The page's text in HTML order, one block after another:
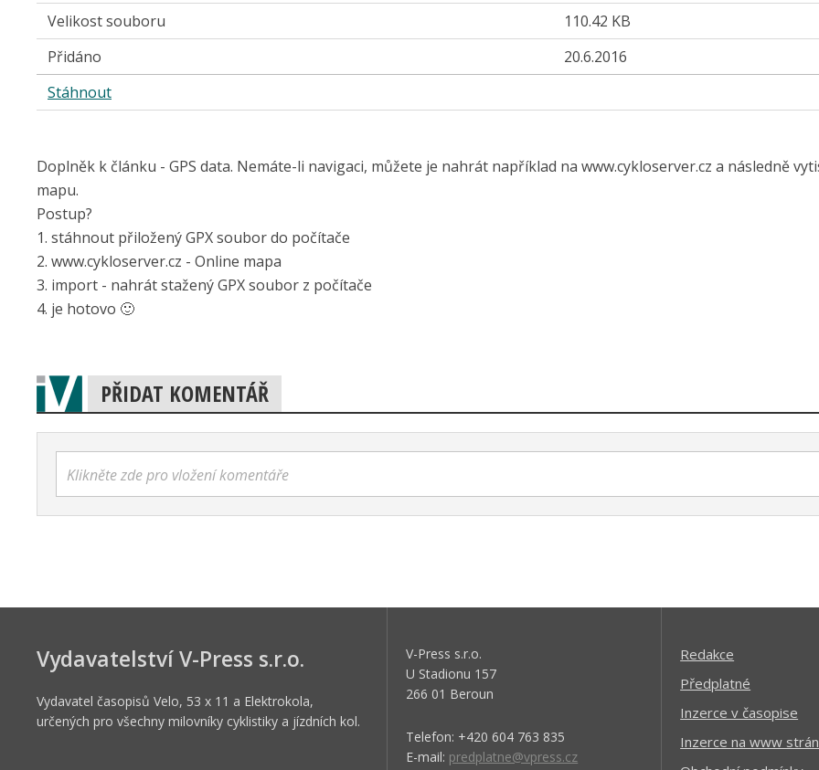
Velikost souboru
110.42 KB
Přidáno
20.6.2016
Stáhnout
Doplněk k článku - GPS data. Nemáte-li navigaci, můžete je nahrát například na www.cykloserver.cz a následně
mapu.
Postup?
1. stáhnout přiložený GPX soubor do počítače
2. www.cykloserver.cz - Online mapa
3. import - nahrát stažený GPX soubor z počítače
4. je hotovo 🙂
PŘIDAT KOMENTÁŘ
Klikněte zde pro vložení komentáře
Vydavatelství V-Press s.r.o.
Vydavatel časopisů Velo, 53 x 11 a Elektrokola,
určených pro všechny milovníky cyklistiky a jízdních kol.
V-Press s.r.o.
U Stadionu 157
266 01 Beroun
Telefon: +420 604 763 835
E-mail: predplatne@vpress.cz
Redakce
Předplatné
Inzerce v časopise
Inzerce na www